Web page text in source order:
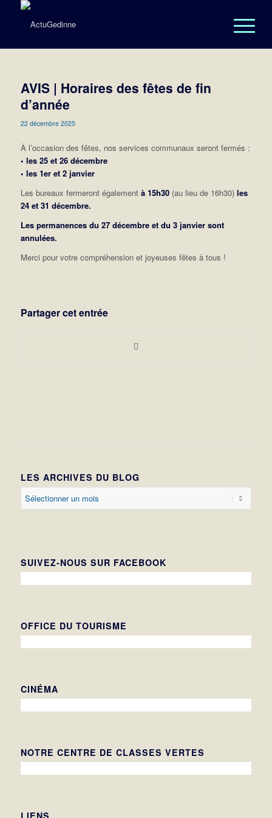
AVIS | Horaires des fêtes de fin
d’année
22 décembre 2025
À l’occasion des fêtes, nos services communaux seront fermés :
• les 25 et 26 décembre
• les 1er et 2 janvier
Les bureaux fermeront également à 15h30(au lieu de 16h30) les
24 et 31 décembre.
Les permanences du 27 décembre et du 3 janvier sont
annulées.
Merci pour votre compréhension et joyeuses fêtes à tous !
Partager cet entrée
LES ARCHIVES DU BLOG
SUIVEZ-NOUS SUR FACEBOOK
OFFICE DU TOURISME
CINÉMA
NOTRE CENTRE DE CLASSES VERTES